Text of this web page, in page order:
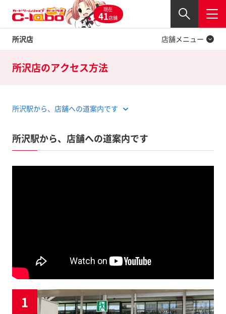
現在
41店舗
所沢店
閉じる
店舗メニュー
Twitter
所沢店のアクセス方法
所沢駅から、店舗への道案内です
所沢駅から、店舗への道案内です
1